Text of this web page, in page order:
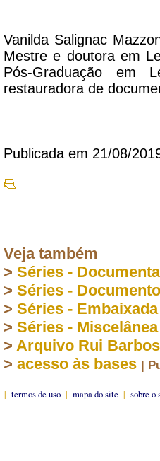
Vanilda Salignac
Mestre e doutora em
Pós-Graduação em
restauradora de
Publicada em 21/08/
Veja também
> Séries -
> Séries -
> Séries -
> Séries - Miscelânea
> Arquivo Rui
> acesso às bases |
| termos de uso | mapa do site | sobre o